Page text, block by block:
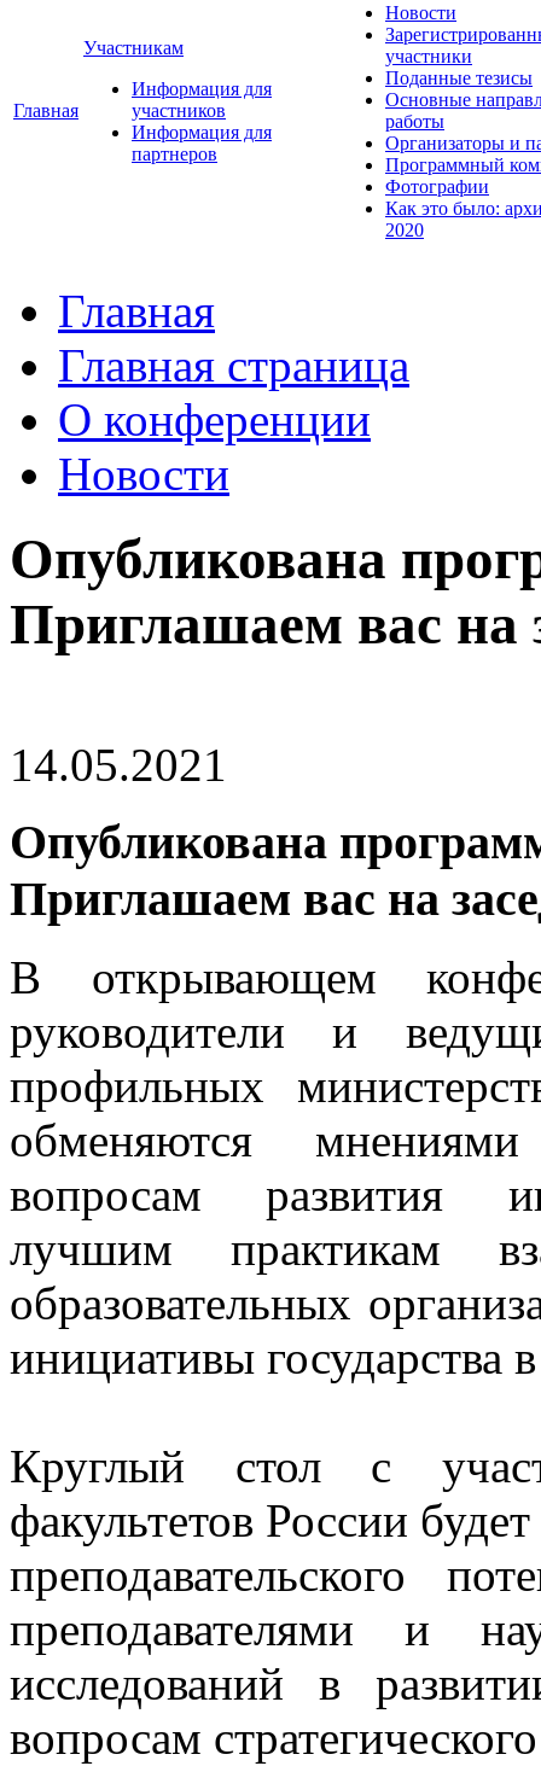
Главная
Участникам
Информация для
участников
Информация для
партнеров
Новости
участники
Поданные тезисы
Основные
работы
Организаторы и
Программный
Фотографии
Как это было:
2020
Главная
Главная страница
О конференции
Новости
Опубликована
Приглашаем вас на
14.05.2021
Опубликована
Приглашаем вас на
В открывающем
руководители и
профильных
обменяются
вопросам развития
лучшим практикам
образовательных
инициативы государства
Круглый стол с
факультетов России
преподавательского
преподавателями и
исследований в
вопросам